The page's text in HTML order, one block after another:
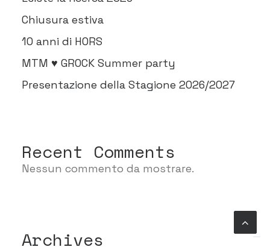
Chiusura estiva
10 anni di HORS
MTM ♥ GROCK Summer party
Presentazione della Stagione 2026/2027
Recent Comments
Nessun commento da mostrare.
Archives